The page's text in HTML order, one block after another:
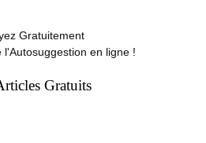
Gratuitement
l'Autosuggestion en ligne !
Gratuits